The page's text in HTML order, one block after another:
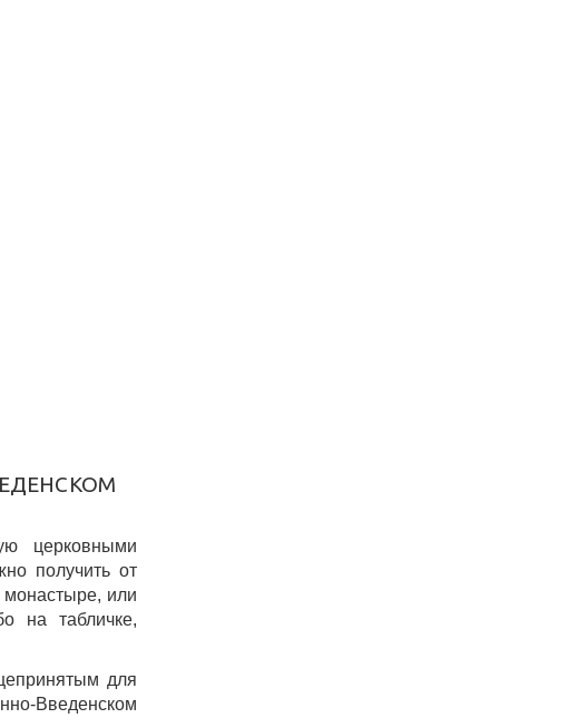
церковными
получить от
или
на табличке,
для
Введенском